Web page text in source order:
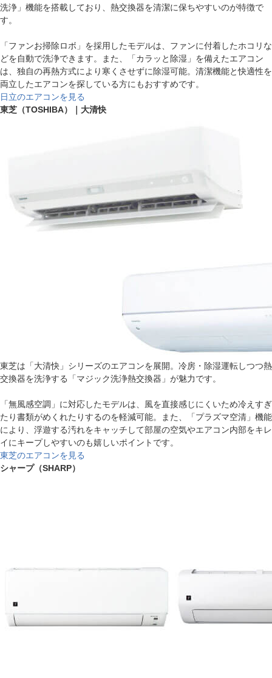
洗浄」機能を搭載しており、熱交換器を清潔に保ちやすいのが特徴で
す。
「ファンお掃除ロボ」を採用したモデルは、ファンに付着したホコリな
どを自動で洗浄できます。また、「カラッと除湿」を備えたエアコン
は、独自の再熱方式により寒くさせずに除湿可能。清潔機能と快適性を
両立したエアコンを探している方にもおすすめです。
日立のエアコンを見る
東芝（TOSHIBA）｜大清快
東芝は「大清快」シリーズのエアコンを展開。冷房・除湿運転しつつ熱
交換器を洗浄する「マジック洗浄熱交換器」が魅力です。
「無風感空調」に対応したモデルは、風を直接感じにくいため冷えすぎ
たり書類がめくれたりするのを軽減可能。また、「プラズマ空清」機能
により、浮遊する汚れをキャッチして部屋の空気やエアコン内部をキレ
イにキープしやすいのも嬉しいポイントです。
東芝のエアコンを見る
シャープ（SHARP）